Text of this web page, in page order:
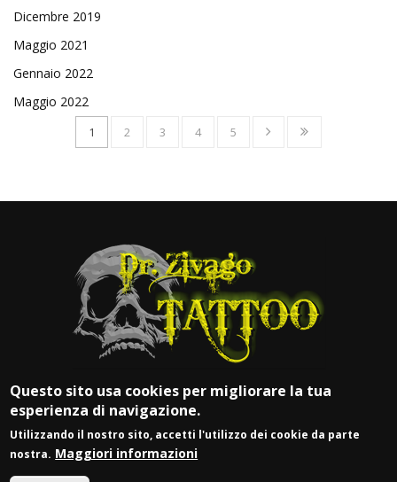
Dicembre 2019
Maggio 2021
Gennaio 2022
Maggio 2022
1 2 3 4 5
Questo sito usa cookies per migliorare la tua
esperienza di navigazione.
Utilizzando il nostro sito, accetti l'utilizzo dei cookie da parte
nostra. Maggiori informazioni